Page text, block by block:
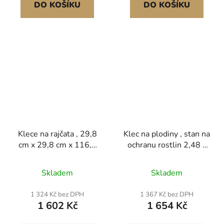
DO KOŠÍKU DO KOŠÍKU
Klece na rajčata , 29,8
cm x 29,8 cm x 116,1
podpěrné klece na
rostliny, stříbrné
ocelové věže na rajčata
s PVC povlakem pro
popínavou zeleninu,
Skladem
1 324 Kč bez DPH
1 602 Kč
Klec na plodiny , stan na
ochranu rostlin 2,48 x
zip, větruvzdorná vysoká
klec na plodiny, snadná
instalace, venkovní kryt
na vyvýšený záhon s
rámem, síťovina na
Skladem
1 367 Kč bez DPH
1 654 Kč